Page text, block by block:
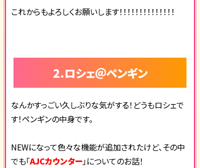
これからもよろしくお願いします！！！！！！！！！！！！！！
2.ロシェ＠ペンギン
なんかすっごい久しぶりな気がする！どうもロシェで
す！ペンギンの中身です。
NEWになって色々な機能が追加されたけど、その中
でも「AJCカウンター」についてのお話！